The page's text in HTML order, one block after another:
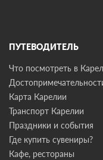
ПУТЕВОДИТЕЛЬ
Что посмотреть в
Карта Карелии
Транспорт Карелии
Праздники и события
Где купить сувениры?
Кафе, рестораны